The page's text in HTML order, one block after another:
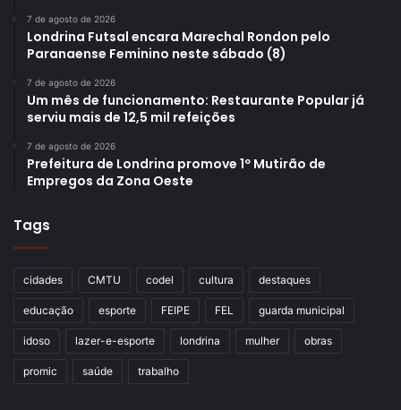
7 de agosto de 2026
Londrina Futsal encara Marechal Rondon pelo
Paranaense Feminino neste sábado (8)
7 de agosto de 2026
Um mês de funcionamento: Restaurante Popular já
serviu mais de 12,5 mil refeições
7 de agosto de 2026
Prefeitura de Londrina promove 1º Mutirão de
Empregos da Zona Oeste
Tags
cidades CMTU codel cultura destaques
educação esporte FEIPE FEL guarda municipal
idoso lazer-e-esporte londrina mulher obras
promic saúde trabalho